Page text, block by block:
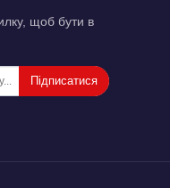
щоб бути в
Підписатися